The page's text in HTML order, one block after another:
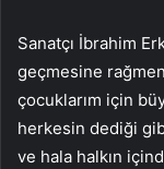
Sanatçı İbrahim
geçmesine
çocuklarım için
herkesin dediği gibi
ve hala halkın